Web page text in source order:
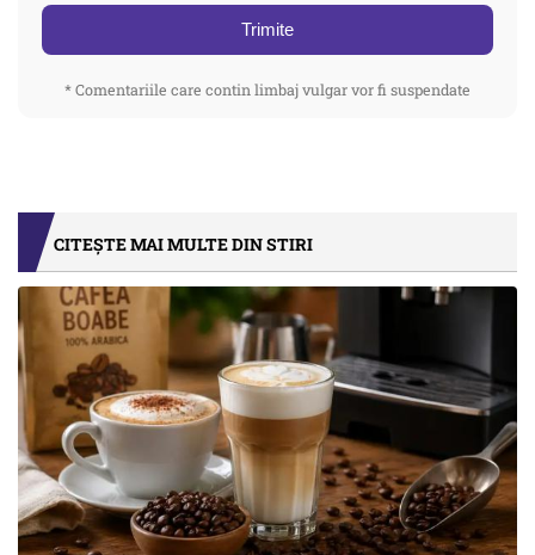
Trimite
* Comentariile care contin limbaj vulgar vor fi suspendate
CITEȘTE MAI MULTE DIN STIRI